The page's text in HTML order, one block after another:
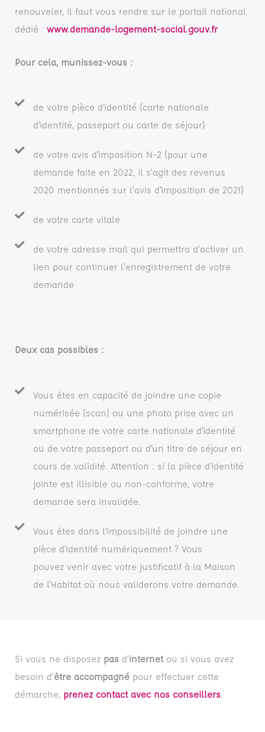
renouveler, il faut vous rendre sur le portail national
dédié : www.demande-logement-social.gouv.fr
Pour cela, munissez-vous :
de votre pièce d’identité (carte nationale
d’identité, passeport ou carte de séjour)
de votre avis d’imposition N-2 (pour une
demande faite en 2022, il s’agit des revenus
2020 mentionnés sur l’avis d’imposition de 2021)
de votre carte vitale
de votre adresse mail qui permettra d’activer un
lien pour continuer l’enregistrement de votre
demande
Deux cas possibles :
Vous êtes en capacité de joindre une copie
numérisée (scan) ou une photo prise avec un
smartphone de votre carte nationale d’identité
ou de votre passeport ou d’un titre de séjour en
cours de validité. Attention : si la pièce d’identité
jointe est illisible ou non-conforme, votre
demande sera invalidée.
Vous êtes dans l’impossibilité de joindre une
pièce d’identité numériquement ? Vous
pouvez venir avec votre justificatif à la Maison
de l'Habitat où nous validerons votre demande.
Si vous ne disposez pas d’internet ou si vous avez
besoin d’être accompagné pour effectuer cette
démarche, prenez contact avec nos conseillers.